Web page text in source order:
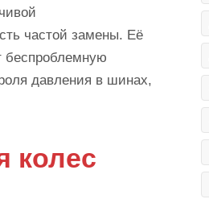
частой замены. Её
беспроблемную
давления в шинах,
колес